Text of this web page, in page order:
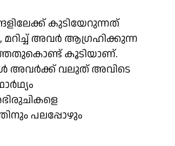
കുടിയേറുന്നത്
മറിച്ച് അവർ ആഗ്രഹിക്കുന്ന
കൂടിയാണ്.
അവർക്ക് വലുത് അവിടെ
പലപ്പോഴും